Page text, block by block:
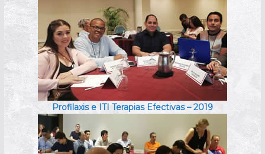
Profilaxis e ITI Terapias Efectivas – 2019